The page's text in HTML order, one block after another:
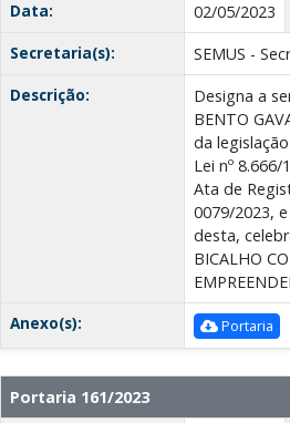
Data:
02/05/2023
Secretaria(s):
SEMUS -
Descrição:
Designa a
BENTO
da
Lei nº
Ata de
0079/2023,
desta,
BICALHO
Anexo(s):
Portaria
Portaria 161/2023